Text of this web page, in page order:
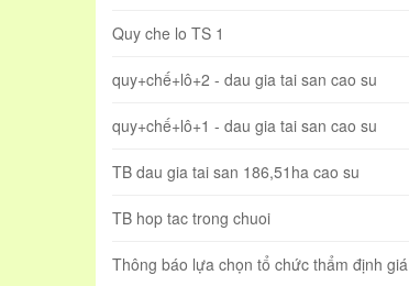
Quy che lo TS 1
quy+chế+lô+2 - dau gia tai san cao su
quy+chế+lô+1 - dau gia tai san cao su
TB dau gia tai san 186,51ha cao su
TB hop tac trong chuoi
Thông báo lựa chọn tổ chức thẩm định giá